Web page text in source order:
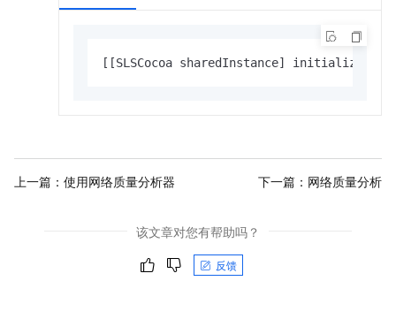
[[SLSCocoa sharedInstance]
上一篇： 使用网络质量分析器 下一篇： 网络质量分析
该文章对您有帮助吗？
反馈